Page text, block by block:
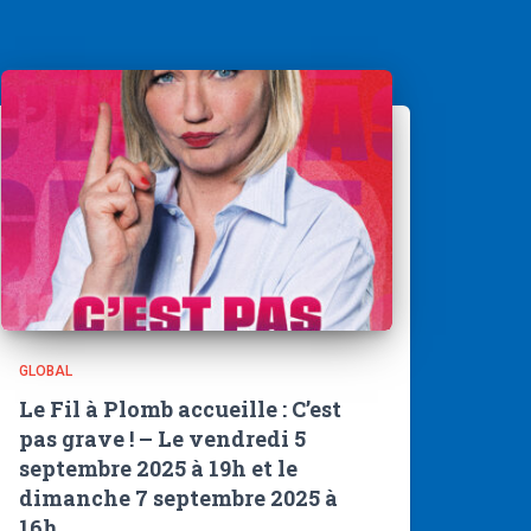
GLOBAL
Le Fil à Plomb accueille : C’est
pas grave ! – Le vendredi 5
septembre 2025 à 19h et le
dimanche 7 septembre 2025 à